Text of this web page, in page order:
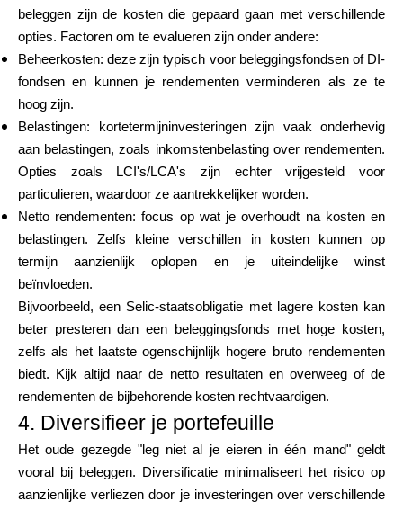
beleggen zijn de kosten die gepaard gaan met verschillende
opties. Factoren om te evalueren zijn onder andere:
Beheerkosten: deze zijn typisch voor beleggingsfondsen of DI-
fondsen en kunnen je rendementen verminderen als ze te
hoog zijn.
Belastingen: kortetermijninvesteringen zijn vaak onderhevig
aan belastingen, zoals inkomstenbelasting over rendementen.
Opties zoals LCI's/LCA's zijn echter vrijgesteld voor
particulieren, waardoor ze aantrekkelijker worden.
Netto rendementen: focus op wat je overhoudt na kosten en
belastingen. Zelfs kleine verschillen in kosten kunnen op
termijn aanzienlijk oplopen en je uiteindelijke winst
beïnvloeden.
Bijvoorbeeld, een Selic-staatsobligatie met lagere kosten kan
beter presteren dan een beleggingsfonds met hoge kosten,
zelfs als het laatste ogenschijnlijk hogere bruto rendementen
biedt. Kijk altijd naar de netto resultaten en overweeg of de
rendementen de bijbehorende kosten rechtvaardigen.
4. Diversifieer je portefeuille
Het oude gezegde "leg niet al je eieren in één mand" geldt
vooral bij beleggen. Diversificatie minimaliseert het risico op
aanzienlijke verliezen door je investeringen over verschillende